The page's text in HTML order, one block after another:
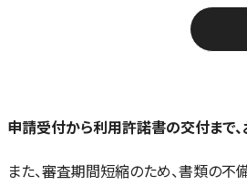
申請受付から利用許諾書の交付まで、
また、審査期間短縮のため、書類の不